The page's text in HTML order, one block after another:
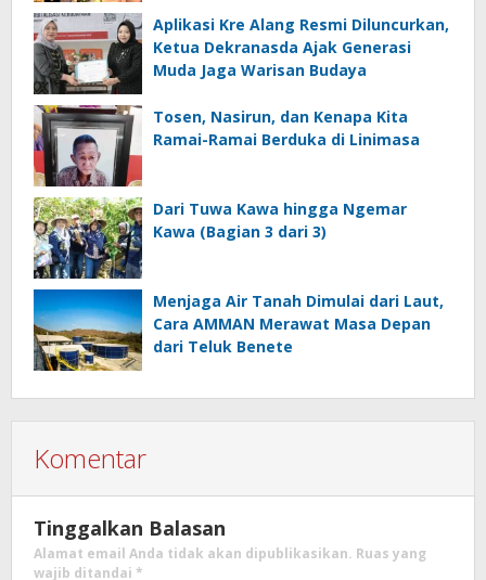
Aplikasi Kre Alang Resmi Diluncurkan,
Ketua Dekranasda Ajak Generasi
Muda Jaga Warisan Budaya
Tosen, Nasirun, dan Kenapa Kita
Ramai-Ramai Berduka di Linimasa
Dari Tuwa Kawa hingga Ngemar
Kawa (Bagian 3 dari 3)
Menjaga Air Tanah Dimulai dari Laut,
Cara AMMAN Merawat Masa Depan
dari Teluk Benete
Komentar
Tinggalkan Balasan
Alamat email Anda tidak akan dipublikasikan. Ruas yang
wajib ditandai *